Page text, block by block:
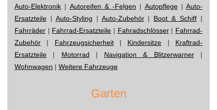
Auto-Elektronik | Autoreifen & -Felgen | Autopflege| Auto-
Ersatzteile | Auto-Styling | Auto-Zubehör| Boot & Schiff |
Fahrräder | Fahrrad-Ersatzteile | Fahradschlösser| Fahrrad-
Zubehör | Fahrzeugsicherheit| Kindersitze | Kraftrad-
Ersatzteile | Motorrad | Navigation & Blitzerwarner|
Wohnwagen | Weitere Fahrzeuge
Garten